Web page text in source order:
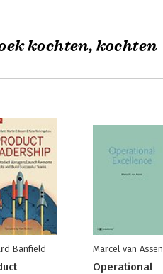
kochten, kochten
Banfield Marcel van Assen
Operational